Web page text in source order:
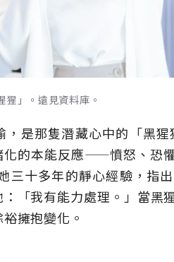
猩」。遠見資料庫。
是那隻潛藏心中的「黑
化的本能反應——憤怒、恐
三十多年的靜心經驗，指
「我有能力處理。」當黑
擁抱變化。